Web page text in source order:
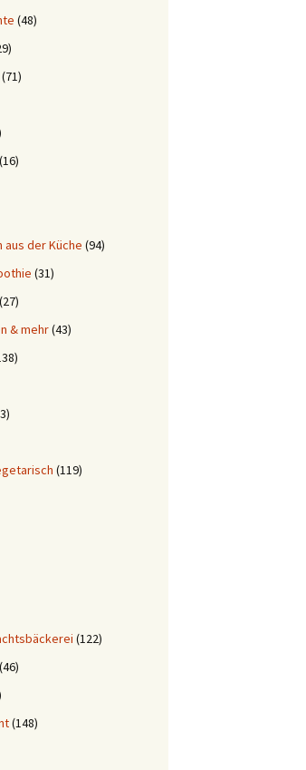
(48)
(71)
(16)
aus der Küche (94)
(31)
(27)
& mehr(43)
(119)
(122)
(46)
(148)